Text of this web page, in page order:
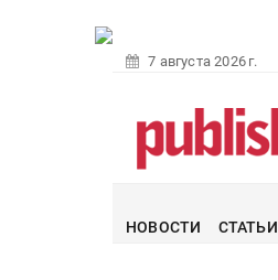
7 августа 2026 г.
НОВОСТИ СТАТЬИ